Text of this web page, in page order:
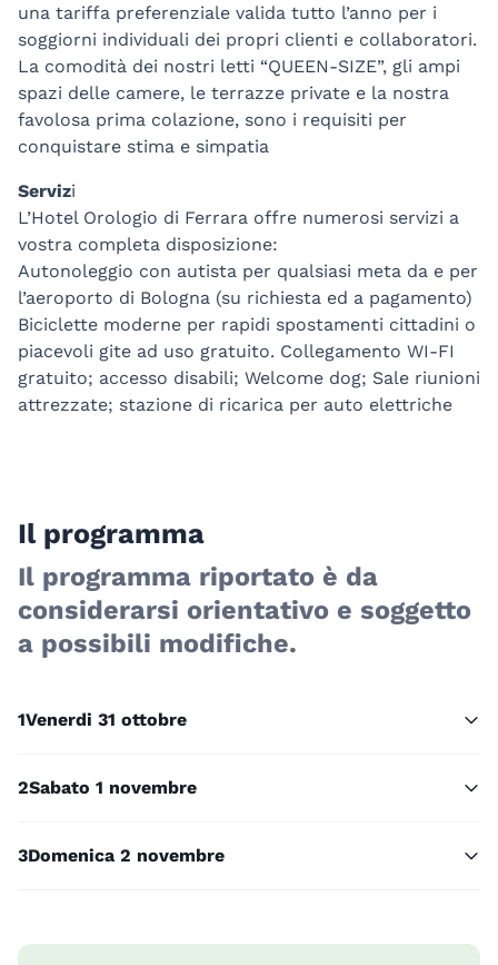
una tariffa preferenziale valida tutto l’anno per i
soggiorni individuali dei propri clienti e collaboratori.
La comodità dei nostri letti “QUEEN-SIZE”, gli ampi
spazi delle camere, le terrazze private e la nostra
favolosa prima colazione, sono i requisiti per
conquistare stima e simpatia
Servizi
L’Hotel Orologio di Ferrara offre numerosi servizi a
vostra completa disposizione:
Autonoleggio con autista per qualsiasi meta da e per
l’aeroporto di Bologna (su richiesta ed a pagamento)
Biciclette moderne per rapidi spostamenti cittadini o
piacevoli gite ad uso gratuito. Collegamento WI-FI
gratuito; accesso disabili; Welcome dog; Sale riunioni
attrezzate; stazione di ricarica per auto elettriche
Il programma
Il programma riportato è da
considerarsi orientativo e soggetto
a possibili modifiche.
1Venerdi 31 ottobre
2Sabato 1 novembre
3Domenica 2 novembre